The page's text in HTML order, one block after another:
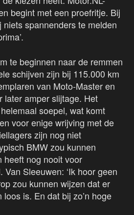
begint met een proefritje. Bij
spannenders te melden
te beginnen naar de remmen
schijven zijn bij 115.000 km
van Moto-Master en
later amper slijtage. Het
soepel, wat komt
voor enige wrijving met de
zijn nog niet
BMW zou kunnen
heeft nog nooit voor
Van Sleeuwen: ‘Ik hoor geen
zou kunnen wijzen dat er
is. En dat bij zo’n hoge